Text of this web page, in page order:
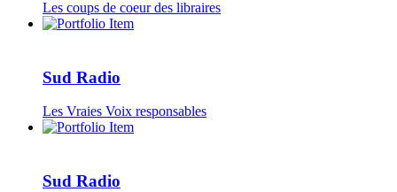
Les coups de coeur des libraires
Sud Radio
Les Vraies Voix responsables
Sud Radio